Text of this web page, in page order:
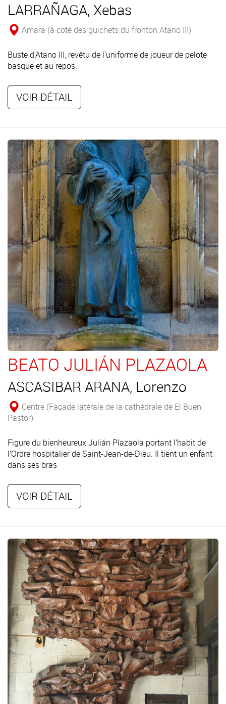
LARRAÑAGA, Xebas
Amara (à coté des guichets du fronton Atano III)
Buste d'Atano III, revêtu de l'uniforme de joueur de pelote
basque et au repos.
VOIR DÉTAIL
BEATO JULIÁN PLAZAOLA
ASCASIBAR ARANA, Lorenzo
Centre (Façade latérale de la cathédrale de El Buen
Pastor)
Figure du bienheureux Julián Plazaola portant l’habit de
l’Ordre hospitalier de Saint-Jean-de-Dieu. Il tient un enfant
dans ses bras
VOIR DÉTAIL